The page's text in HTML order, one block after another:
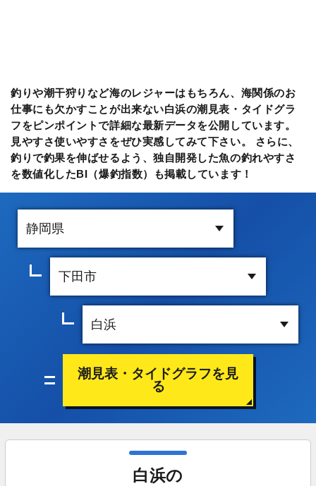
釣りや潮干狩りなど海のレジャーはもちろん、海関係のお
仕事にも欠かすことが出来ない白浜の潮見表・タイドグラ
フをピンポイントで詳細な最新データを公開しています。
見やすさ使いやすさをぜひ実感してみて下さい。 さらに、
釣りで釣果を伸ばせるよう、独自開発した魚の釣れやすさ
を数値化したBI（爆釣指数）も掲載しています！
潮見表・タイドグラフを見
る
白浜の